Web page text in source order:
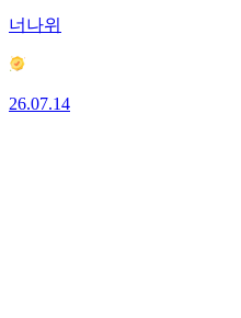
너나위
26.07.14